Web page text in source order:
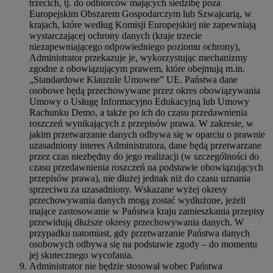
trzecich, tj. do odbiorców mających siedzibę poza
Europejskim Obszarem Gospodarczym lub Szwajcarią, w
krajach, które według Komisji Europejskiej nie zapewniają
wystarczającej ochrony danych (kraje trzecie
niezapewniającego odpowiedniego poziomu ochrony),
Administrator przekazuje je, wykorzystując mechanizmy
zgodne z obowiązującym prawem, które obejmują m.in.
„Standardowe Klauzule Umowne” UE. Państwa dane
osobowe będą przechowywane przez okres obowiązywania
Umowy o Usługę Informacyjno Edukacyjną lub Umowy
Rachunku Demo, a także po ich do czasu przedawnienia
roszczeń wynikających z przepisów prawa. W zakresie, w
jakim przetwarzanie danych odbywa się w oparciu o prawnie
uzasadniony interes Administratora, dane będą przetwarzane
przez czas niezbędny do jego realizacji (w szczególności do
czasu przedawnienia roszczeń na podstawie obowiązujących
przepisów prawa), nie dłużej jednak niż do czasu uznania
sprzeciwu za uzasadniony. Wskazane wyżej okresy
przechowywania danych mogą zostać wydłużone, jeżeli
mające zastosowanie w Państwa kraju zamieszkania przepisy
przewidują dłuższe okresy przechowywania danych. W
przypadku natomiast, gdy przetwarzanie Państwa danych
osobowych odbywa się na podstawie zgody – do momentu
jej skutecznego wycofania.
Administrator nie będzie stosował wobec Państwa